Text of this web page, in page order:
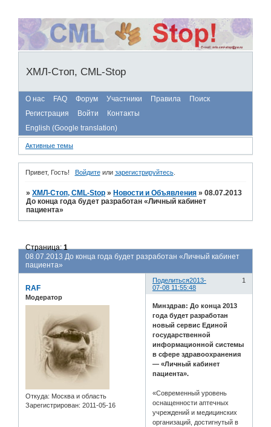
ХМЛ-Стоп, CML-Stop
О нас FAQ Форум Участники Правила
Поиск
Регистрация
Войти
Контакты
English (Google translation)
Активные темы
Привет, Гость! Войдитеили зарегистрируйтесь.
»ХМЛ-Стоп, CML-Stop » Новости и Объявления »08.07.2013
До конца года будет разработан «Личный кабинет
пациента»
08.07.2013 До конца года будет разработан «Личный кабинет
пациента»
Страница:1
Поделиться 1
2013-
07-08 11:55:48
RAF
Модератор
Откуда: Москва и область
Зарегистрирован: 2011-05-16
Минздрав: До конца 2013
года будет разработан
новый сервис Единой
государственной
информационной системы
в сфере здравоохранения
— «Личный кабинет
пациента».
«Современный уровень
оснащенности аптечных
учреждений и медицинских
организаций, достигнутый в